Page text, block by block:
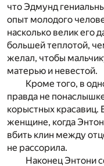
что Эдмунд
опыт молодого
насколько велик его
большей теплотой,
желал, чтобы
матерью и невестой.
Кроме того, в
правда не
корыстных красавиц.
женщине, когда
вбить клин между
не рассорила.
Наконец Энтони